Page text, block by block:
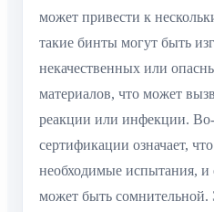
может привести к
такие бинты могут быть
некачественных или
материалов, что может
реакции или инфекции. Во-
сертификации означает,
необходимые испытания, и
может быть